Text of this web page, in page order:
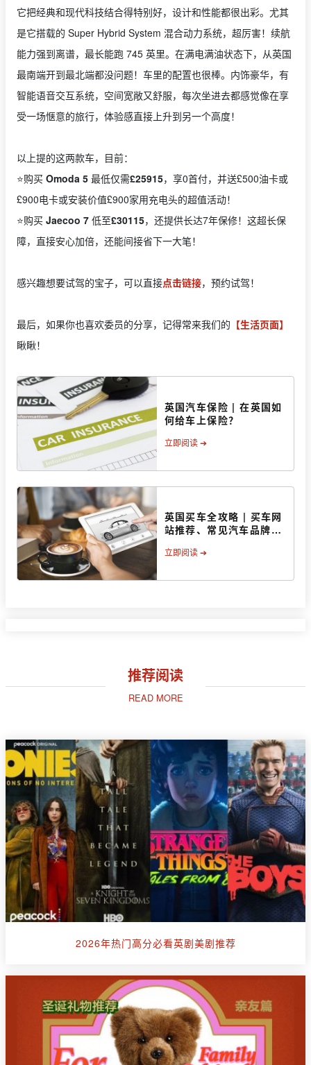
它把经典和现代科技结合得特别好，设计和性能都很出彩。尤其
是它搭载的 Super Hybrid System 混合动力系统，超厉害！续航
能力强到离谱，最长能跑 745 英里。在满电满油状态下，从英国
最南端开到最北端都没问题！车里的配置也很棒。内饰豪华，有
智能语音交互系统，空间宽敞又舒服，每次坐进去都感觉像在享
受一场惬意的旅行，体验感直接上升到另一个高度！
以上提的这两款车，目前：
⭐️购买 Omoda 5 最低仅需£25915，享0首付，并送£500油卡或
£900电卡或安装价值£900家用充电头的超值活动！
⭐️购买 Jaecoo 7 低至£30115，还提供长达7年保修！这超长保
障，直接安心加倍，还能间接省下一大笔！
感兴趣想要试驾的宝子，可以直接点击链接，预约试驾！
最后，如果你也喜欢委员的分享，记得常来我们的 【生活页面】
瞅瞅！
英国汽车保险 | 在英国如
何给车上保险？
立即阅读 ➔
英国买车全攻略 | 买车网
站推荐、常见汽车品牌、
立即阅读 ➔
推荐阅读
READ MORE
2026年热门高分必看英剧美剧推荐